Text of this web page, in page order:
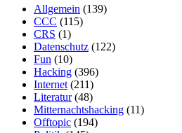
Allgemein (139)
CCC (115)
CRS (1)
Datenschutz (122)
Fun (10)
Hacking (396)
Internet (211)
Literatur(48)
Mitternachtshacking (11)
Offtopic (194)